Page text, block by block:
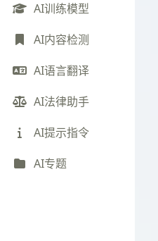
AI训练模型
AI内容检测
AI语言翻译
AI法律助手
AI提示指令
AI专题